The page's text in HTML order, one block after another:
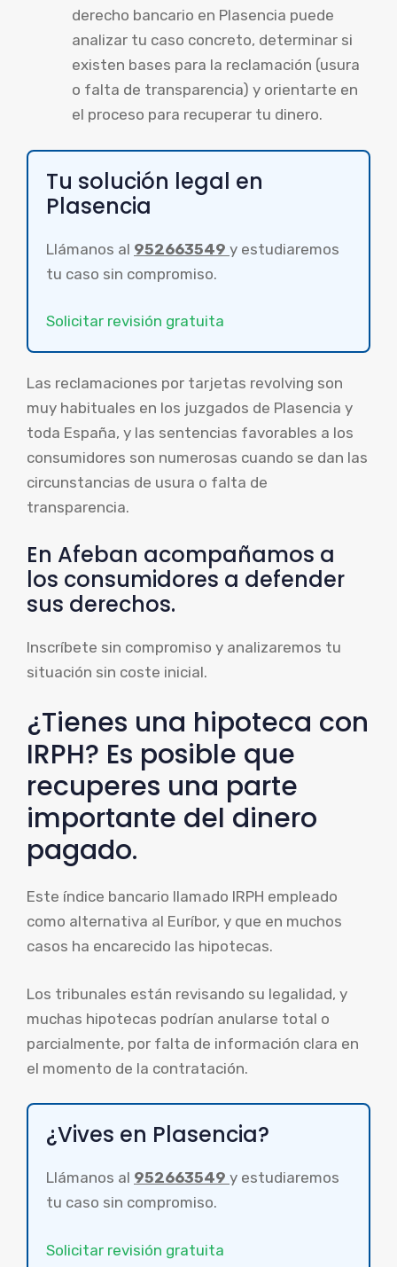
derecho bancario en Plasencia puede
analizar tu caso concreto, determinar si
existen bases para la reclamación (usura
o falta de transparencia) y orientarte en
el proceso para recuperar tu dinero.
Tu solución legal en
Plasencia
Llámanos al 952663549 y estudiaremos
tu caso sin compromiso.
Solicitar revisión gratuita
Las reclamaciones por tarjetas revolving son
muy habituales en los juzgados de Plasencia y
toda España, y las sentencias favorables a los
consumidores son numerosas cuando se dan las
circunstancias de usura o falta de
transparencia.
En Afeban acompañamos a
los consumidores a defender
sus derechos.
Inscríbete sin compromiso y analizaremos tu
situación sin coste inicial.
¿Tienes una hipoteca con
IRPH? Es posible que
recuperes una parte
importante del dinero
pagado.
Este índice bancario llamado IRPH empleado
como alternativa al Euríbor, y que en muchos
casos ha encarecido las hipotecas.
Los tribunales están revisando su legalidad, y
muchas hipotecas podrían anularse total o
parcialmente, por falta de información clara en
el momento de la contratación.
¿Vives en Plasencia?
Llámanos al 952663549 y estudiaremos
tu caso sin compromiso.
Solicitar revisión gratuita